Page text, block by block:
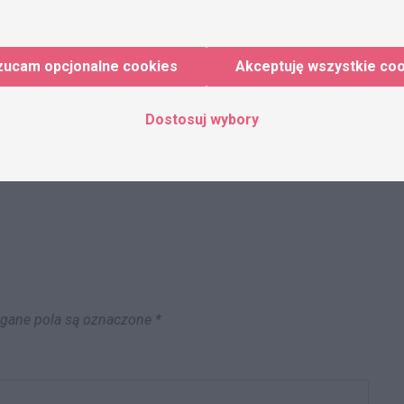
pola są oznaczone *
opcjonalne cookies Akceptuję wszystkie
Dostosuj wybory